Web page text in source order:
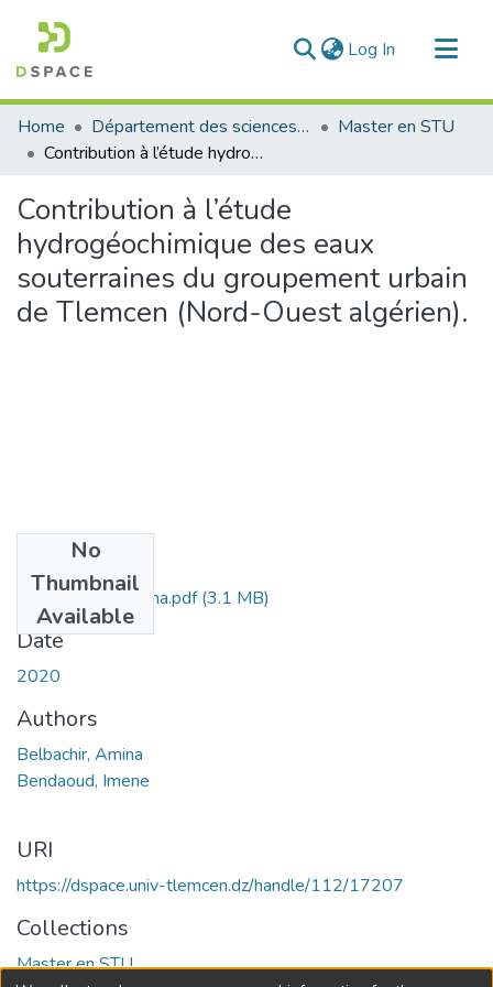
Log In (current)
Communities & Collections
All of DSpace
Home Département des sciences de la terre et de l'univers
Master en STU
Contribution à l’étude hydrogéochimique des eaux souterraines du groupement urbain de Tlemcen (Nord-Ouest algérien).
Contribution à l’étude
hydrogéochimique des eaux
souterraines du groupement urbain
de Tlemcen (Nord-Ouest algérien).
No
Thumbnail
Available
BELBACHIR_amina.pdf(3.1 MB)
Date
2020
Authors
Belbachir, Amina
Bendaoud, Imene
URI
https://dspace.univ-tlemcen.dz/handle/112/17207
Collections
Master en STU